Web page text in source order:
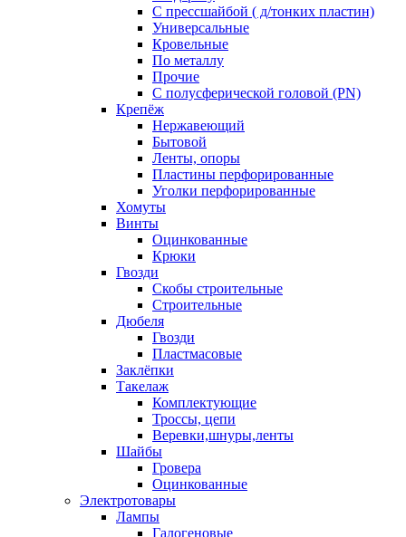
С прессшайбой ( д/тонких пластин)
Универсальные
Кровельные
По металлу
Прочие
С полусферической головой (PN)
Крепёж
Нержавеющий
Бытовой
Ленты, опоры
Пластины перфорированные
Уголки перфорированные
Хомуты
Винты
Оцинкованные
Крюки
Гвозди
Скобы строительные
Строительные
Дюбеля
Гвозди
Пластмасовые
Заклёпки
Такелаж
Комплектующие
Троссы, цепи
Веревки,шнуры,ленты
Шайбы
Гровера
Оцинкованные
Электротовары
Лампы
Галогеновые